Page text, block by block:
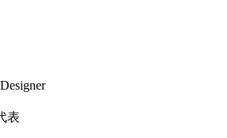
表